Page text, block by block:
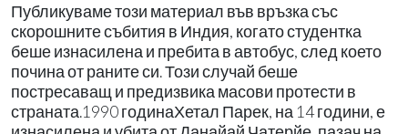
Публикуваме този материал във връзка със
скорошните събития в Индия, когато студентка
беше изнасилена и пребита в автобус, след което
почина от раните си. Този случай беше
постресаващ и предизвика масови протести в
страната.1990 годинаХетал Парек, на 14 години, е